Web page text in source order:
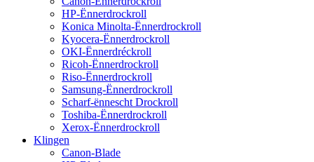
HP-Ënnerdrockroll
Konica Minolta-Ënnerdrockroll
Kyocera-Ënnerdrockroll
OKI-Ënnerdréckroll
Ricoh-Ënnerdrockroll
Riso-Ënnerdrockroll
Samsung-Ënnerdrockroll
Scharf-ënnescht Drockroll
Toshiba-Ënnerdrockroll
Xerox-Ënnerdrockroll
Klingen
Canon-Blade